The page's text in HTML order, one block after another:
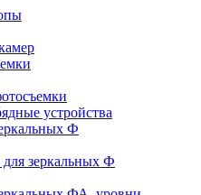
устройства
Ф
зеркальных Ф